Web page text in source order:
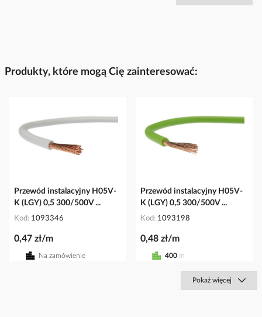
Produkty, które mogą Cię zainteresować:
Przewód instalacyjny H05V-
K (LGY) 0,5 300/500V ...
Kod 1093346
0,47 zł/m
Na zamówienie
Przewód instalacyjny H05V-
K (LGY) 0,5 300/500V ...
Kod 1093198
0,48 zł/m
400 m
Pokaż więcej